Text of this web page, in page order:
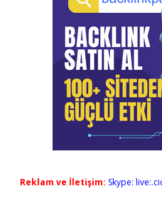
Reklam ve İletişim: Skype: